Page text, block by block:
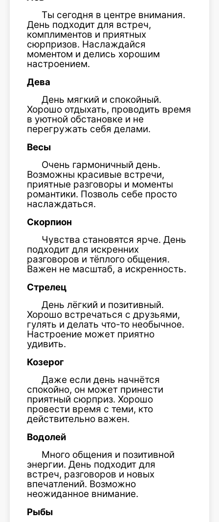
Ты сегодня в центре внимания.
День подходит для встреч,
комплиментов и приятных
сюрпризов. Наслаждайся
моментом и делись хорошим
настроением.
Дева
День мягкий и спокойный.
Хорошо отдыхать, проводить время
в уютной обстановке и не
перегружать себя делами.
Весы
Очень гармоничный день.
Возможны красивые встречи,
приятные разговоры и моменты
романтики. Позволь себе просто
наслаждаться.
Скорпион
Чувства становятся ярче. День
подходит для искренних
разговоров и тёплого общения.
Важен не масштаб, а искренность.
Стрелец
День лёгкий и позитивный.
Хорошо встречаться с друзьями,
гулять и делать что-то необычное.
Настроение может приятно
удивить.
Козерог
Даже если день начнётся
спокойно, он может принести
приятный сюрприз. Хорошо
провести время с теми, кто
действительно важен.
Водолей
Много общения и позитивной
энергии. День подходит для
встреч, разговоров и новых
впечатлений. Возможно
неожиданное внимание.
Рыбы